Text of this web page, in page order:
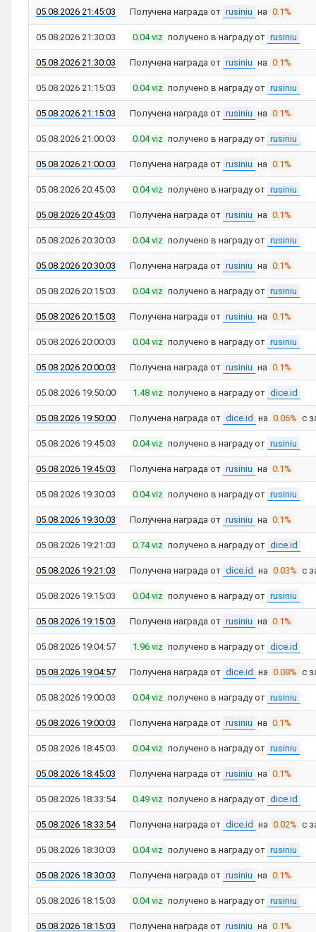
05.08.2026 21:45:03 Получена награда от rusiniu на 0.1%
05.08.2026 21:30:03 0.04 viz получено в награду от rusiniu
05.08.2026 21:30:03 Получена награда от rusiniu на 0.1%
05.08.2026 21:15:03 0.04 viz получено в награду от rusiniu
05.08.2026 21:15:03 Получена награда от rusiniu на 0.1%
05.08.2026 21:00:03 0.04 viz получено в награду от rusiniu
05.08.2026 21:00:03 Получена награда от rusiniu на 0.1%
05.08.2026 20:45:03 0.04 viz получено в награду от rusiniu
05.08.2026 20:45:03 Получена награда от rusiniu на 0.1%
05.08.2026 20:30:03 0.04 viz получено в награду от rusiniu
05.08.2026 20:30:03 Получена награда от rusiniu на 0.1%
05.08.2026 20:15:03 0.04 viz получено в награду от rusiniu
05.08.2026 20:15:03 Получена награда от rusiniu на 0.1%
05.08.2026 20:00:03 0.04 viz получено в награду от rusiniu
05.08.2026 20:00:03 Получена награда от rusiniu на 0.1%
05.08.2026 19:50:00 1.48 viz получено в награду от dice.id
05.08.2026 19:50:00 Получена награда от dice.id на 0.06% с
05.08.2026 19:45:03 0.04 viz получено в награду от rusiniu
05.08.2026 19:45:03 Получена награда от rusiniu на 0.1%
05.08.2026 19:30:03 0.04 viz получено в награду от rusiniu
05.08.2026 19:30:03 Получена награда от rusiniu на 0.1%
05.08.2026 19:21:03 0.74 viz получено в награду от dice.id
05.08.2026 19:21:03 Получена награда от dice.id на 0.03% с
05.08.2026 19:15:03 0.04 viz получено в награду от rusiniu
05.08.2026 19:15:03 Получена награда от rusiniu на 0.1%
05.08.2026 19:04:57 1.96 viz получено в награду от dice.id
05.08.2026 19:04:57 Получена награда от dice.id на 0.08% с
05.08.2026 19:00:03 0.04 viz получено в награду от rusiniu
05.08.2026 19:00:03 Получена награда от rusiniu на 0.1%
05.08.2026 18:45:03 0.04 viz получено в награду от rusiniu
05.08.2026 18:45:03 Получена награда от rusiniu на 0.1%
05.08.2026 18:33:54 0.49 viz получено в награду от dice.id
05.08.2026 18:33:54 Получена награда от dice.id на 0.02% с
05.08.2026 18:30:03 0.04 viz получено в награду от rusiniu
05.08.2026 18:30:03 Получена награда от rusiniu на 0.1%
05.08.2026 18:15:03 0.04 viz получено в награду от rusiniu
05.08.2026 18:15:03 Получена награда от rusiniu на 0.1%